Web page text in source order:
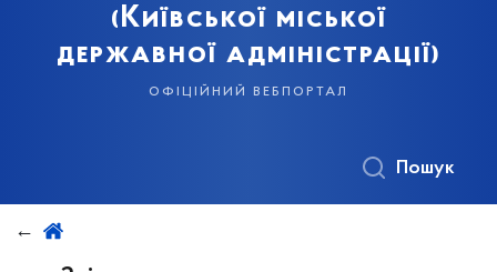
(Київської міської
державної адміністрації)
офіційний вебпортал
Пошук